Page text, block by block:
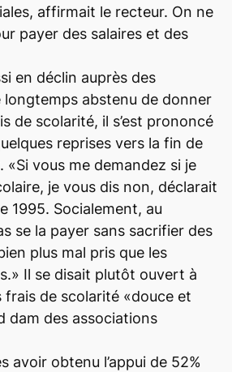
affirmait le recteur. On ne
payer des salaires et des
en déclin auprès des
longtemps abstenu de donner
de scolarité, il s’est prononcé
reprises vers la fin de
«Si vous me demandez si je
je vous dis non, déclarait
1995. Socialement, au
se la payer sans sacrifier des
plus mal pris que les
Il se disait plutôt ouvert à
de scolarité «douce et
dam des associations
avoir obtenu l’appui de 52%